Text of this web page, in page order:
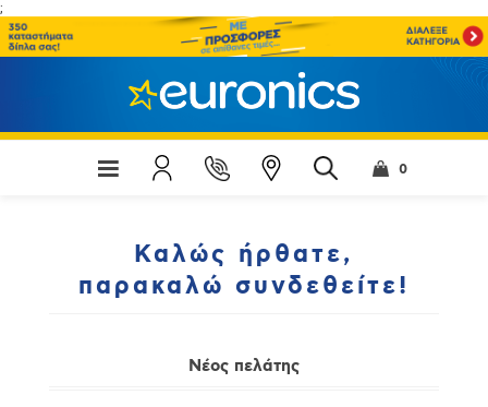
;
0
Καλώς ήρθατε,
παρακαλώ συνδεθείτε!
Νέος πελάτης